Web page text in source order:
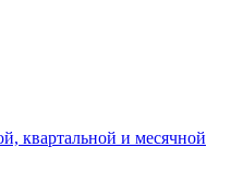
квартальной и месячной